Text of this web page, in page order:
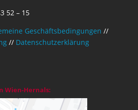
52 – 15
Geschäftsbedingungen //
// Datenschutzerklärung
Wien-Hernals: